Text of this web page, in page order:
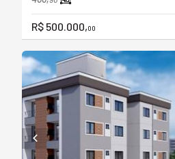
R$ 500.000,00